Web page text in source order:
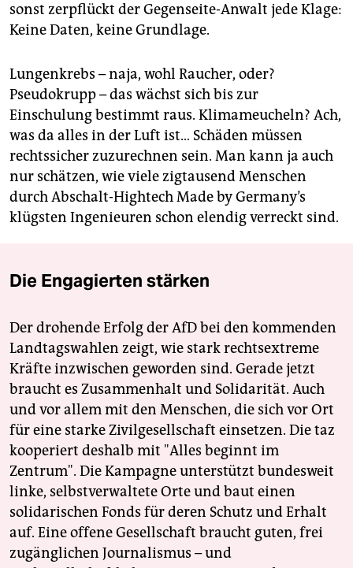
sonst zerpflückt der Gegenseite-Anwalt jede Klage:
Keine Daten, keine Grundlage.
Lungenkrebs – naja, wohl Raucher, oder?
Pseudokrupp – das wächst sich bis zur
Einschulung bestimmt raus. Klimameucheln? Ach,
was da alles in der Luft ist… Schäden müssen
rechtssicher zuzurechnen sein. Man kann ja auch
nur schätzen, wie viele zigtausend Menschen
durch Abschalt-Hightech Made by Germany’s
klügsten Ingenieuren schon elendig verreckt sind.
Die Engagierten stärken
Der drohende Erfolg der AfD bei den kommenden
Landtagswahlen zeigt, wie stark rechtsextreme
Kräfte inzwischen geworden sind. Gerade jetzt
braucht es Zusammenhalt und Solidarität. Auch
und vor allem mit den Menschen, die sich vor Ort
für eine starke Zivilgesellschaft einsetzen. Die taz
kooperiert deshalb mit "Alles beginnt im
Zentrum". Die Kampagne unterstützt bundesweit
linke, selbstverwaltete Orte und baut einen
solidarischen Fonds für deren Schutz und Erhalt
auf. Eine offene Gesellschaft braucht guten, frei
zugänglichen Journalismus – und